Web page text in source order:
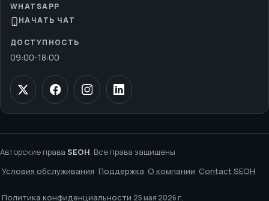
WHATSAPP
НАЧАТЬ ЧАТ
ДОСТУПНОСТЬ
09:00-18:00
Авторские права SEOH. Все права защищены
Условия обслуживания Поддержка О компании Contact SEOH
Политика конфиденциальности 25 мая 2026 г.